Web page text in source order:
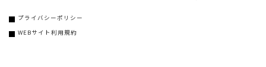
プライバシーポリシー
WEBサイト利用規約